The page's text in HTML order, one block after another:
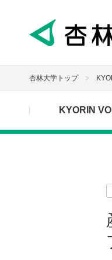
杏林大学トップ
KYORIN